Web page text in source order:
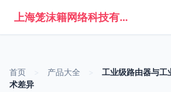
上海笼沫籍网络科技有限公司
首页 产品大全
工业级路由器与工
术差异